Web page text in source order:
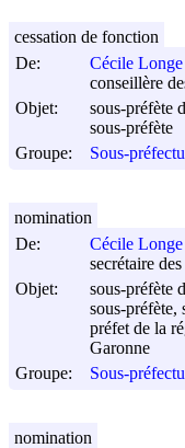
De:
Cécile Longe
conseillère
Objet:
sous-préfète
sous-préfète
Groupe:
Sous-
cessation de fonction
De:
Cécile Longe
secrétaire
Objet:
sous-préfète
sous-préfète,
préfet de la
Garonne
Groupe:
Sous-
nomination
nomination